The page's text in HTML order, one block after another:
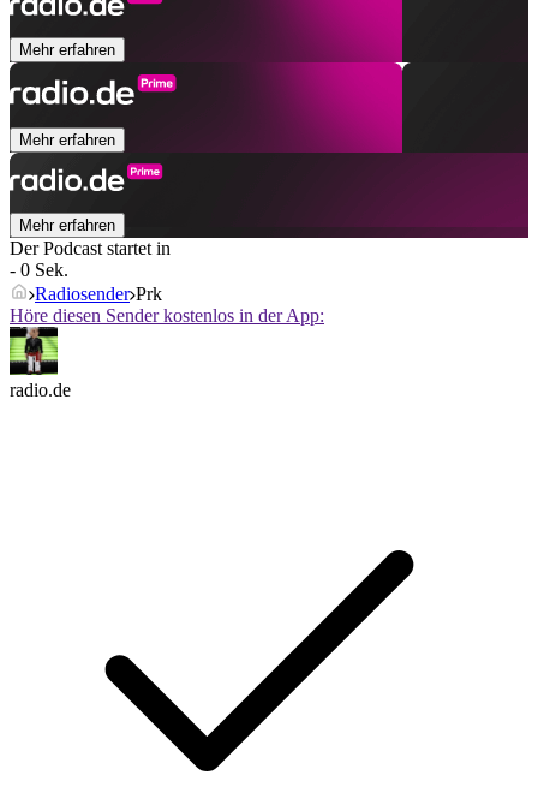
Mehr erfahren
Mehr erfahren
Mehr erfahren
Der Podcast startet in
- 0 Sek.
Radiosender Prk
Höre diesen Sender kostenlos in der App:
radio.de